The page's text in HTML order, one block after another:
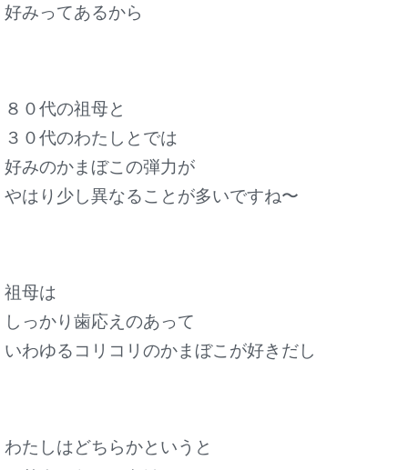
好みってあるから
８０代の祖母と
３０代のわたしとでは
好みのかまぼこの弾力が
やはり少し異なることが多いですね〜
祖母は
しっかり歯応えのあって
いわゆるコリコリのかまぼこが好きだし
わたしはどちらかというと